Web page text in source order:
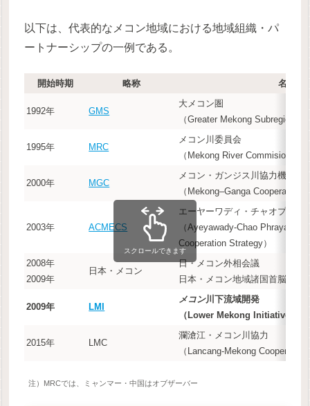
以下は、代表的なメコン地域における地域組織・パ
ートナーシップの一例である。
開始時期 略称 名称
1992年 GMS
大メコン圏
（Greater Mekong Subregion）
1995年 MRC
メコン川委員会
（Mekong River Commision）
2000年 MGC
メコン・ガンジス川協力機構
（Mekong–Ganga Cooperation）
2003年 ACMECS
エーヤーワディ・チャオプラヤ
（Ayeyawady-Chao Phraya-
Cooperation Strategy）
2008年
2009年
日本・メコン
日・メコン外相会議
日本・メコン地域諸国首脳会議
2009年 LMI
メコン川下流域開発
（Lower Mekong Initiative）
2015年 LMC
瀾滄江・メコン川協力
（Lancang-Mekong Cooperation
スクロールできます
注）MRCでは、ミャンマー・中国はオブザーバー